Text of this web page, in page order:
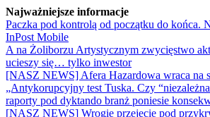
Najważniejsze informacje
Paczka pod kontrolą od początku do końca.
InPost Mobile
A na Żoliborzu Artystycznym zwycięstwo
ucieszy się… tylko inwestor
[NASZ NEWS] Afera Hazardowa wraca na
„Antykorupcyjny test Tuska. Czy
raporty pod dyktando branż poniesie
[NASZ NEWS] Wrogie przejęcie pod